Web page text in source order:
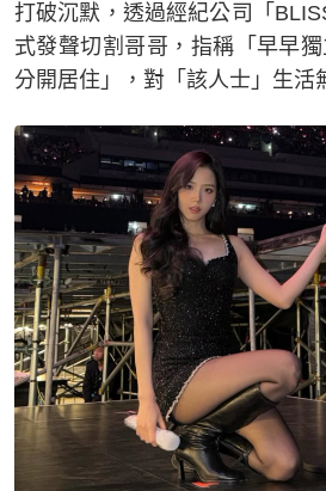
打破沉默，透過經紀公司「
式發聲切割哥哥，指稱「早早
分開居住」，對「該人士」生活